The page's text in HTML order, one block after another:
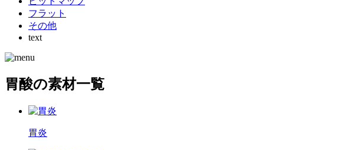
フラット
その他
text
胃酸の素材一覧
胃炎